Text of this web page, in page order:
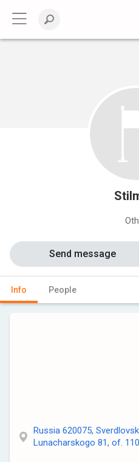
Info People
Send message
Russia 620075,
Lunacharskogo 81, of.